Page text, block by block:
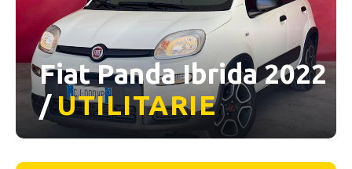
Fiat Panda Ibrida 2022
/UTILITARIE